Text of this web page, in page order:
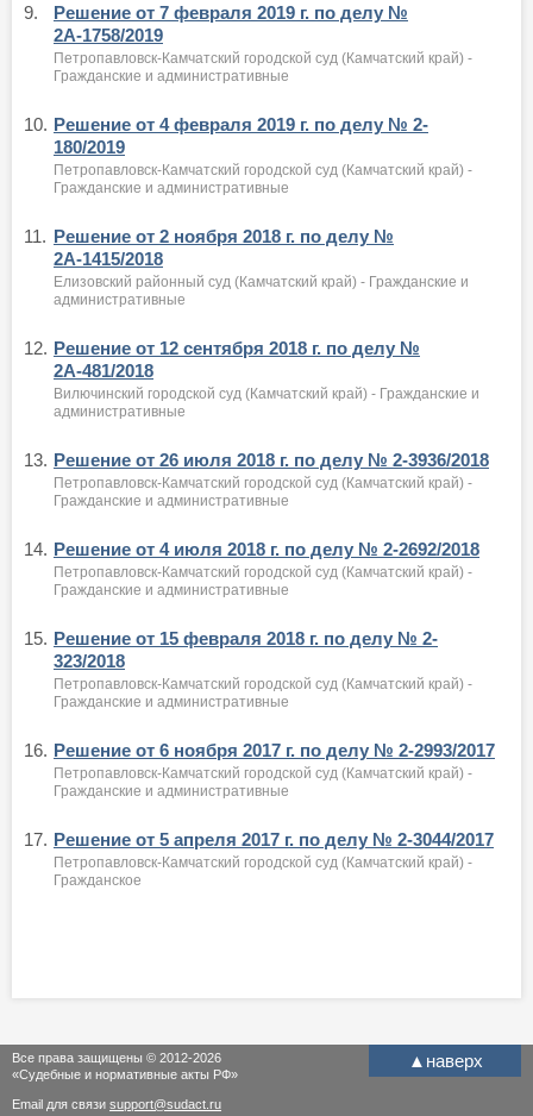
9.
Решение от 7 февраля 2019 г. по делу №
2А-1758/2019
Петропавловск-Камчатский городской суд (Камчатский край) -
Гражданские и административные
10. Решение от 4 февраля 2019 г. по делу № 2-
180/2019
Петропавловск-Камчатский городской суд (Камчатский край) -
Гражданские и административные
11. Решение от 2 ноября 2018 г. по делу №
2А-1415/2018
Елизовский районный суд (Камчатский край) - Гражданские и
административные
12. Решение от 12 сентября 2018 г. по делу №
2А-481/2018
Вилючинский городской суд (Камчатский край) - Гражданские и
административные
13. Решение от 26 июля 2018 г. по делу № 2-3936/2018
Петропавловск-Камчатский городской суд (Камчатский край) -
Гражданские и административные
14. Решение от 4 июля 2018 г. по делу № 2-2692/2018
Петропавловск-Камчатский городской суд (Камчатский край) -
Гражданские и административные
15. Решение от 15 февраля 2018 г. по делу № 2-
323/2018
Петропавловск-Камчатский городской суд (Камчатский край) -
Гражданские и административные
16. Решение от 6 ноября 2017 г. по делу № 2-2993/2017
Петропавловск-Камчатский городской суд (Камчатский край) -
Гражданские и административные
17. Решение от 5 апреля 2017 г. по делу № 2-3044/2017
Петропавловск-Камчатский городской суд (Камчатский край) -
Гражданское
▲ наверх
Все права защищены © 2012-2026
«Судебные и нормативные акты РФ»
Email для связи support@sudact.ru